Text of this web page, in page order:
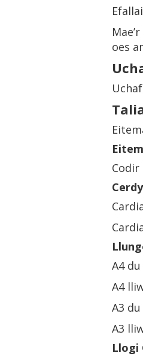
oes
A4
A4
A3
A3
Llogi